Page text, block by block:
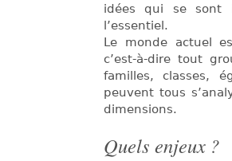
idées qui se sont
l’essentiel.
Le monde actuel
c’est-à-dire tout
familles, classes,
peuvent tous
dimensions.
Quels enjeux ?